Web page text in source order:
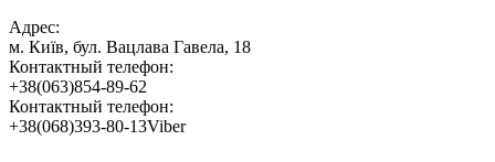
Адрес:
м. Київ, бул. Вацлава Гавела, 18
Контактный телефон:
+38(063)854-89-62
Контактный телефон:
+38(068)393-80-13Viber